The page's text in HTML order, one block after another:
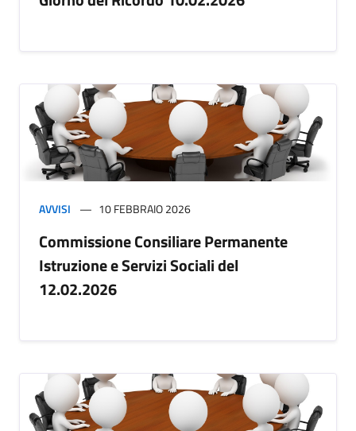
AVVISI 10 FEBBRAIO 2026
Commissione Consiliare Permanente
Istruzione e Servizi Sociali del
12.02.2026